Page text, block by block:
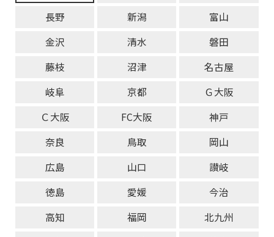
長野
新潟
富山
金沢
清水
磐田
藤枝
沼津
名古屋
岐阜
京都
Ｇ大阪
Ｃ大阪
FC大阪
神戸
奈良
鳥取
岡山
広島
山口
讃岐
徳島
愛媛
今治
高知
福岡
北九州